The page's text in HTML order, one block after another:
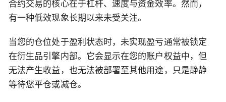
合约交易的核心在于杠杆、速度与资金效率。然而，
有一种低效现象长期以来未受关注。
当您的仓位处于盈利状态时，未实现盈亏通常被锁定
在衍生品引擎内部。它会显示在您的账户权益中，但
无法产生收益，也无法被部署至其他用途，只是静静
等待您平仓或减仓。